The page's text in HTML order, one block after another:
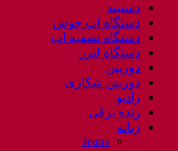
دستبند
دستگاه اب جوش
دستگاه تصفیه اب
دستگاه لیزر
دوربین
دوربین شکاری
رادیو
رنده برقی
زنانه
Jeans